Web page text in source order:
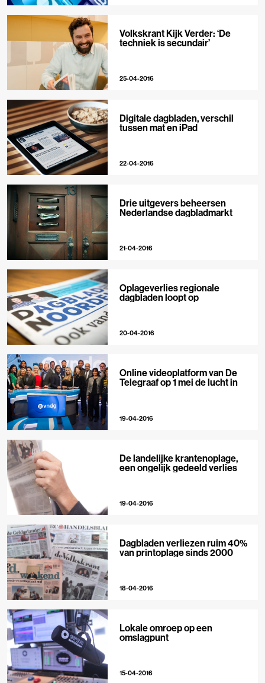
Volkskrant Kijk Verder: ‘De
techniek is secundair’
25-04-2016
Digitale dagbladen, verschil
tussen mat en iPad
22-04-2016
Drie uitgevers beheersen
Nederlandse dagbladmarkt
21-04-2016
Oplageverlies regionale
dagbladen loopt op
20-04-2016
Online videoplatform van De
Telegraaf op 1 mei de lucht in
19-04-2016
De landelijke krantenoplage,
een ongelijk gedeeld verlies
19-04-2016
Dagbladen verliezen ruim 40%
van printoplage sinds 2000
18-04-2016
Lokale omroep op een
omslagpunt
15-04-2016